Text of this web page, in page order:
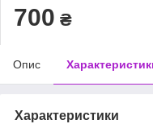
700 ₴
Опис
Характеристики